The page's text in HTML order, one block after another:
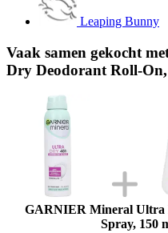
Leaping Bunny
Vaak samen gekocht
Dry Deodorant Roll-
GARNIER Mineral Ultra
Spray, 150